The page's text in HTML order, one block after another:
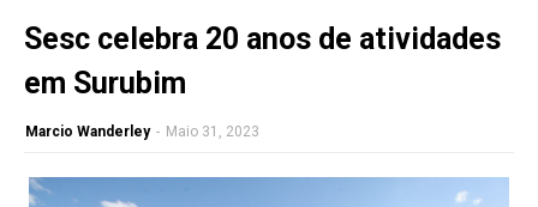
Sesc celebra 20 anos de atividades
em Surubim
Marcio Wanderley - Maio 31, 2023